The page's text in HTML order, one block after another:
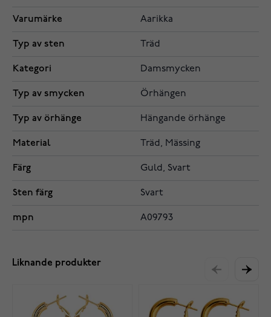
Varumärke Aarikka
Typ av sten Träd
Kategori Damsmycken
Typ av smycken Örhängen
Typ av örhänge Hängande örhänge
Material Träd, Mässing
Färg Guld, Svart
Sten färg Svart
mpn A09793
Liknande produkter